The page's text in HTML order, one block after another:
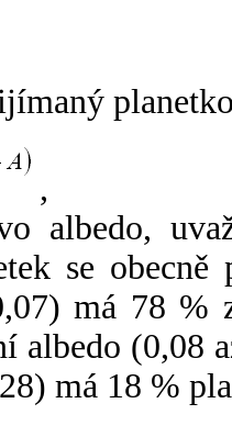
,
albedo,
se
má 78 %
albedo (0,08
má 18 %